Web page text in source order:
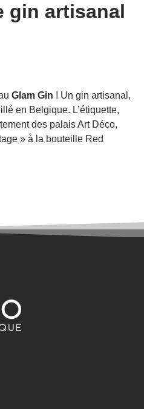
gin artisanal
Glam Gin ! Un gin artisanal,
en Belgique. L’étiquette,
des palais Art Déco,
» à la bouteille Red